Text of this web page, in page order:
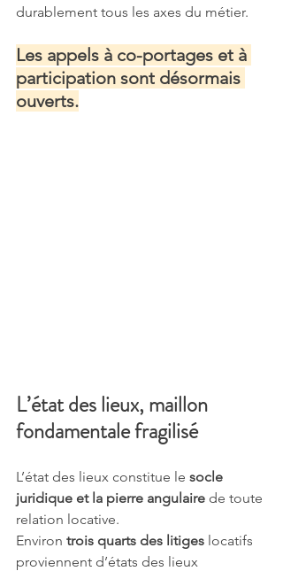
durablement tous les axes du métier.
Les appels à co-portages et à
participation sont désormais
ouverts.
L’état des lieux, maillon
fondamentale fragilisé
L’état des lieux constitue le socle
juridique et la pierre angulaire de toute
relation locative.
Environ trois quarts des litiges locatifs
proviennent d’états des lieux